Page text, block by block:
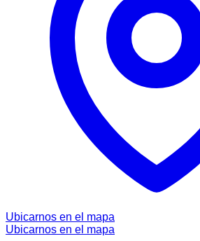
Ubicarnos en el mapa
Ubicarnos en el mapa